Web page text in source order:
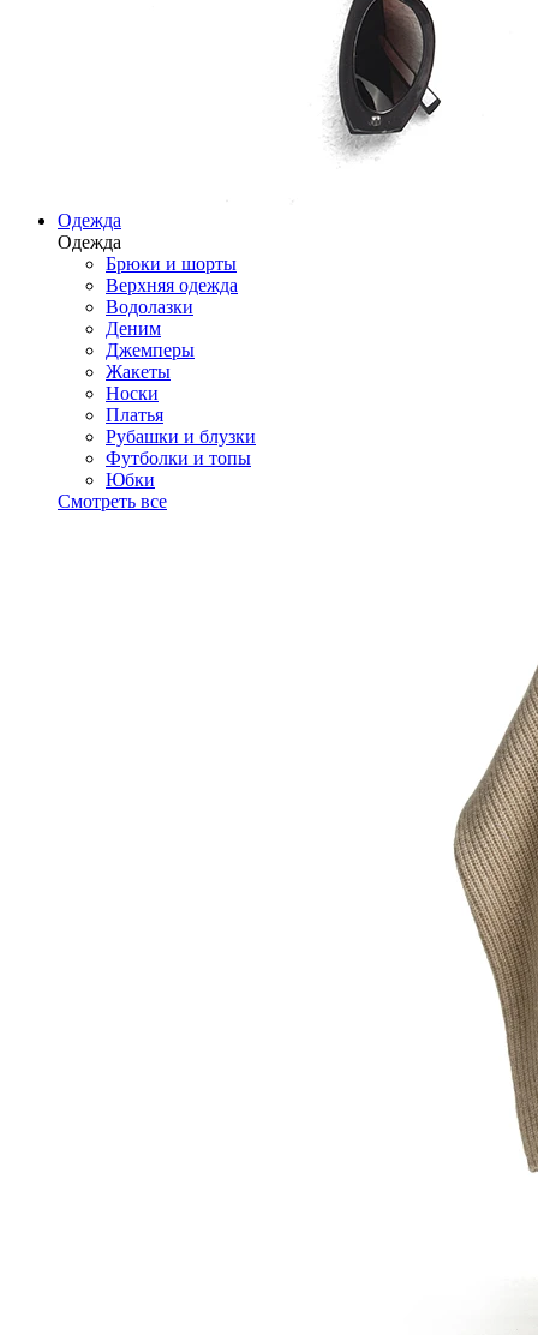
Одежда
Одежда
Брюки и шорты
Верхняя одежда
Водолазки
Деним
Джемперы
Жакеты
Носки
Платья
Рубашки и блузки
Футболки и топы
Юбки
Смотреть все